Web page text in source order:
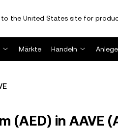
the United States site for
Märkte Handeln
(AED) in AAVE